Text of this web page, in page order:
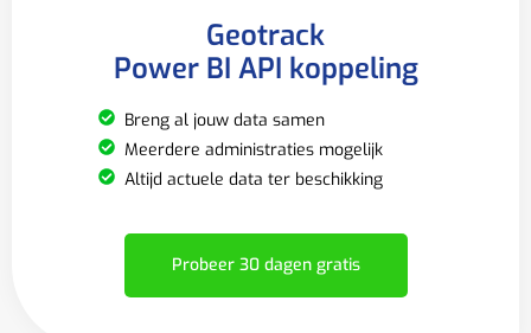
Geotrack
Power BI API koppeling
Breng al jouw data samen
Meerdere administraties mogelijk
Altijd actuele data ter beschikking
Probeer 30 dagen gratis